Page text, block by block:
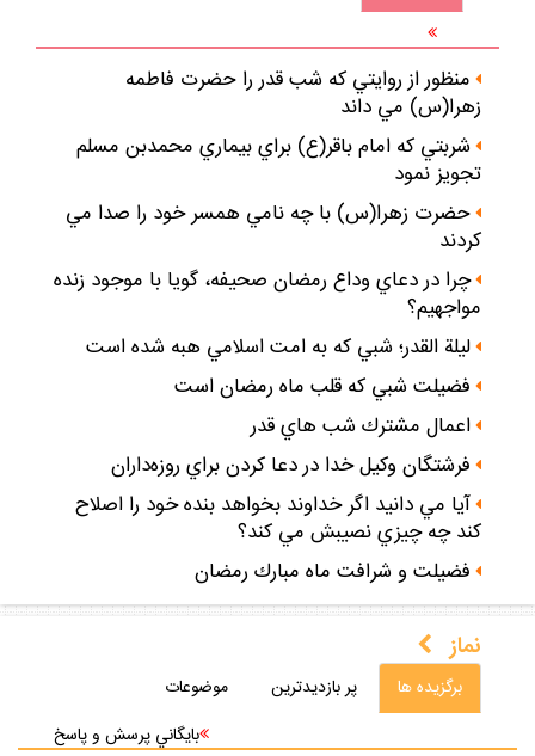
منظور از روايتي كه شب قدر را حضرت فاطمه
زهرا(س) مي داند
شربتي كه امام باقر(ع) براي بيماري محمدبن مسلم
تجويز نمود
حضرت زهرا(س) با چه نامي همسر خود را صدا مي
كردند
چرا در دعاي وداع رمضان صحيفه، گويا با موجود زنده
مواجهيم؟
ليلة القدر؛ شبي كه به امت اسلامي هبه شده است
فضيلت شبي كه قلب ماه رمضان است
اعمال مشترك شب هاي قدر
فرشتگان وكيل خدا در دعا كردن براي روزه‌داران
آيا مي دانيد اگر خداوند بخواهد بنده خود را اصلاح
كند چه چيزي نصيبش مي كند؟
فضيلت و شرافت ماه مبارك رمضان
نماز
برگزيده ها پر بازديدترين
موضوعات
بايگاني پرسش و پاسخ